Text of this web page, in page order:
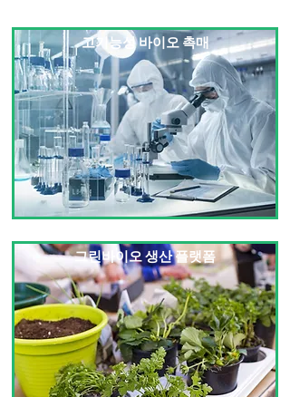
고기능성 바이오 촉매
그린바이오 생산 플랫폼